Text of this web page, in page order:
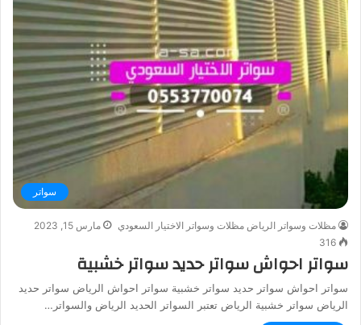
سواتر
مظلات وسواتر الرياض مظلات وسواتر الاختيار السعودي
مارس 15, 2023
316
سواتر احواش سواتر حديد سواتر خشبية
سواتر احواش سواتر حديد سواتر خشبية سواتر احواش الرياض سواتر حديد
الرياض سواتر خشبية الرياض تعتبر السواتر الحديد الرياض والسواتر…